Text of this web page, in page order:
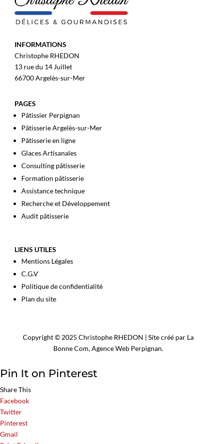
INFORMATIONS
Christophe RHEDON
13 rue du 14 Juillet
66700 Argelès-sur-Mer
PAGES
Pâtissier Perpignan
Pâtisserie Argelès-sur-Mer
Pâtisserie en ligne
Glaces Artisanales
Consulting pâtisserie
Formation pâtisserie
Assistance technique
Recherche et Développement
Audit pâtisserie
LIENS UTILES
Mentions Légales
C.G.V
Politique de confidentialité
Plan du site
Copyright © 2025 Christophe RHEDON | Site créé par La
Bonne Com,Agence Web Perpignan.
Pin It on Pinterest
Share This
Facebook
Twitter
Pinterest
Gmail